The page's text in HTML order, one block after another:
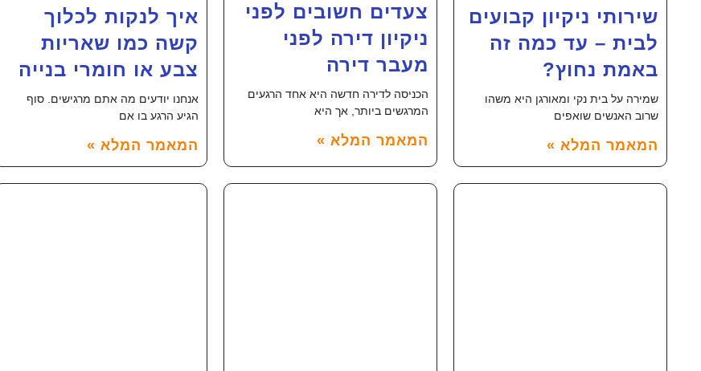
שירותי ניקיון קבועים
לבית – עד כמה זה
באמת נחוץ?
שמירה על בית נקי ומאורגן היא משהו
שרוב האנשים שואפים
המאמר המלא »
צעדים חשובים לפני
ניקיון דירה לפני
מעבר דירה
הכניסה לדירה חדשה היא אחד הרגעים
המרגשים ביותר, אך היא
המאמר המלא »
איך לנקות לכלוך
קשה כמו שאריות
צבע או חומרי בנייה
אנחנו יודעים מה אתם מרגישים. סוף
הגיע הרגע בו אם
המאמר המלא »